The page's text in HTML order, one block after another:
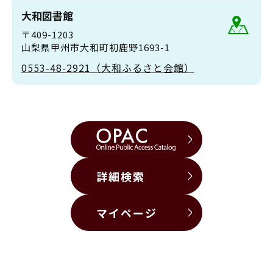
大和図書館
〒409-1203
山梨県甲州市大和町初鹿野1693-1
0553-48-2921（大和ふるさと会館）
詳細検索
マイページ